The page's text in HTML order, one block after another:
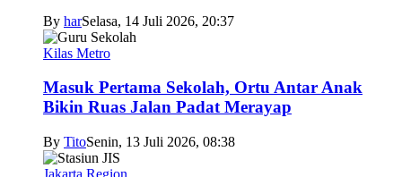
By harSelasa, 14 Juli 2026, 20:37
Kilas Metro
Masuk Pertama Sekolah, Ortu Antar Anak
Bikin Ruas Jalan Padat Merayap
By TitoSenin, 13 Juli 2026, 08:38
Jakarta Region